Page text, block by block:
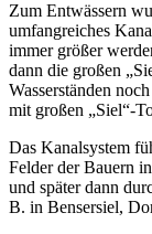
Zum Entwässern
umfangreiches
immer größer
dann die großen
Wasserständen
mit großen „Siel“-
Das Kanalsystem
Felder der Bauern
und später dann
B. in Bensersiel,